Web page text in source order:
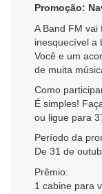
Promoção:
A Band FM vai
inesquecível a
Você e um
de muita
Como
É simples!
ou ligue para
Período da
De 31 de
Prêmio:
1 cabine para